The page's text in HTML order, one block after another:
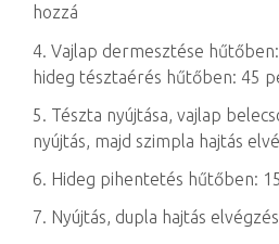
hozzá
4. Vajlap dermesztése
hideg tésztaérés hűtőben: 45
5. Tészta nyújtása, vajlap
nyújtás, majd szimpla hajtás
6. Hideg pihentetés hűtőben:
7. Nyújtás, dupla hajtás